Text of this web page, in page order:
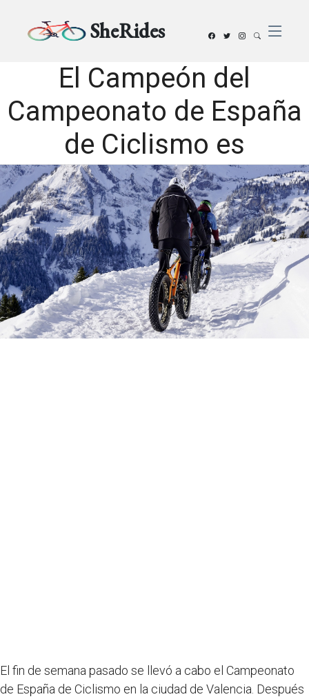
SheRides
El Campeón del
Campeonato de España
de Ciclismo es
El fin de semana pasado se llevó a cabo el Campeonato
de España de Ciclismo en la ciudad de Valencia. Después